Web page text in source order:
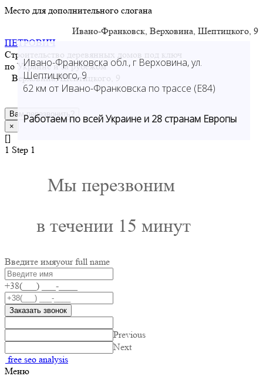
Место для дополнительного слогана
Ивано-Франковск, Верховина, Шептицкого, 9
ПЕТРОВИЧ
Строительство деревянных домов под ключ
по Украине и за рубежом
Верховина, Шептицкого, 9
Вам перезвонить?
×
[]
1 Step 1
Мы перезвоним
в течении 15 минут
Введите имяyour full name
+38(___) ___-____
Заказать звонок
Previous
Next
free seo analysis
Меню
Ивано-Франковска обл., г Верховина, ул.
Шептицкого, 9
62 км от Ивано-Франковска по трассе (Е84)
Работаем по всей Украине и 28 странам Европы